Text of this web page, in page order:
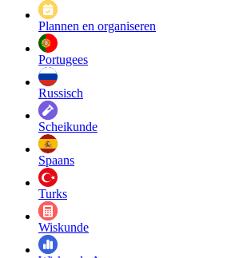
Plannen en organiseren
Portugees
Russisch
Scheikunde
Spaans
Turks
Wiskunde